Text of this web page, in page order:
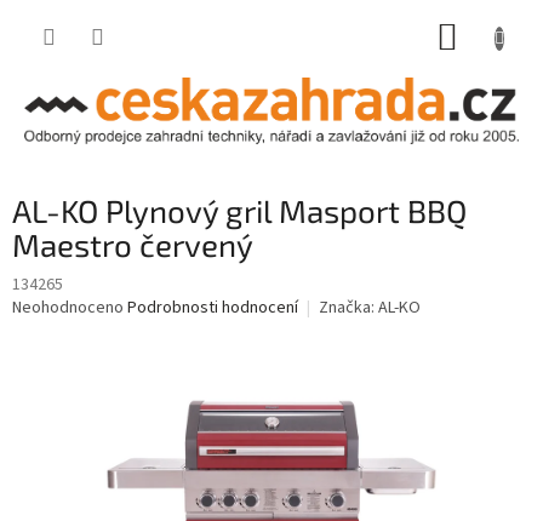
AL-KO Plynový gril Masport BBQ
Maestro červený
134265
Průměrné
Neohodnoceno Podrobnosti hodnocení Značka: AL-KO